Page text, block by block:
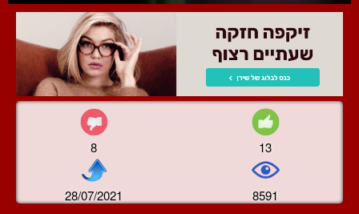
8 13
28/07/2021 8591